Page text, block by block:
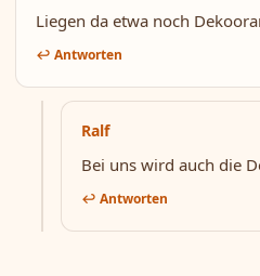
Liegen da etwa noch
↩ Antworten
Ralf
Bei uns wird auch die
↩ Antworten